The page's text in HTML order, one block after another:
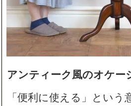
アンティーク風のオケー
「便利に使える」という